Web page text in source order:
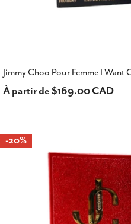
Jimmy Choo Pour Femme I Want
Prix
À partir de $169.00 CAD
-20%